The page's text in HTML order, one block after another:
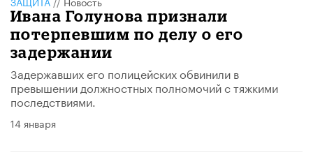
Ивана Голунова признали
потерпевшим по делу о его
задержании
Задержавших его полицейских обвинили в
превышении должностных полномочий с тяжкими
последствиями.
14 января